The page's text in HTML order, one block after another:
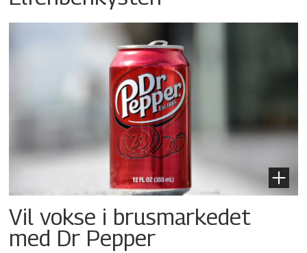
Vil vokse i brusmarkedet
med Dr Pepper